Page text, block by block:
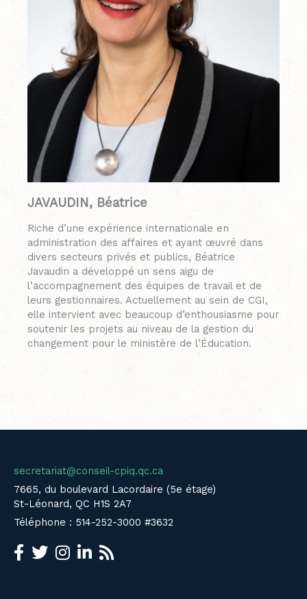
JAVAUDIN, Béatrice
Riche d’une expérience internationale en
administration des affaires et ayant œuvré dans
divers secteurs privés et publics, Béatrice
Javaudin a développé un sens aigu de
l’accompagnement des équipes de travail et de
leurs gestionnaires. Actuellement au sein de CGI,
elle intervient avec beaucoup d’enthousiasme pour
soutenir les projets au niveau de la gestion du
changement pour le ministère de l’Éducation.
secretariat@conseil-cpiq.qc.ca
7665, du boulevard Lacordaire (5e étage)
St-Léonard, QC H1S 2A7
Téléphone : 514-252-3000 #3632